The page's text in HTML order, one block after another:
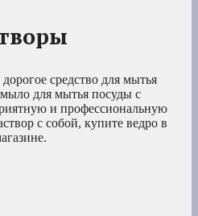
средство для мытья
для мытья посуды с
и профессиональную
с собой, купите ведро в